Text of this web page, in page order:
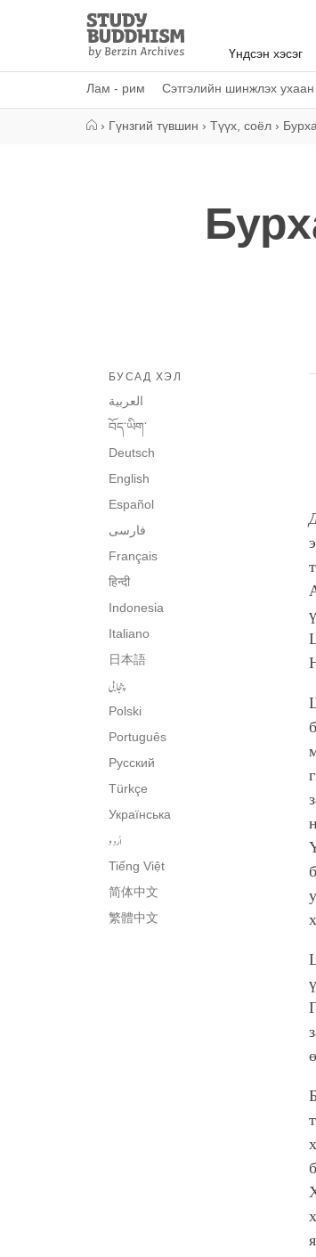
Study
Buddhism
Home
Үндсэн хэсэг
Лам - рим Сэтгэлийн шинжлэх ухаан
› Гүнзгий түвшин › Түүх, соёл ›
БУСАД ХЭЛ
العربية
བོད་ཡིག་
Deutsch
English
Español
فارسی
Français
हिन्दी
Indonesia
Italiano
日本語
پنجابی
Polski
Português
Русский
Türkçe
Українська
اُردو
Tiếng Việt
简体中文
繁體中文